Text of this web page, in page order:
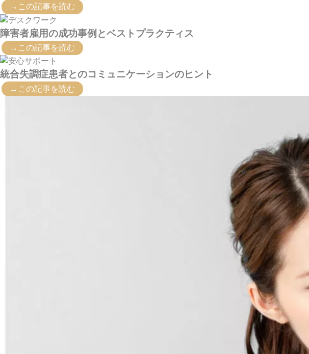
→この記事を読む
障害者雇用の成功事例とベストプラクティス
→この記事を読む
統合失調症患者とのコミュニケーションのヒント
→この記事を読む